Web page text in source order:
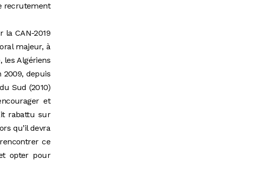
recrutement
la CAN-2019
majeur, à
les Algériens
depuis
Sud (2010)
et
rabattu sur
qu’il devra
ce
opter pour